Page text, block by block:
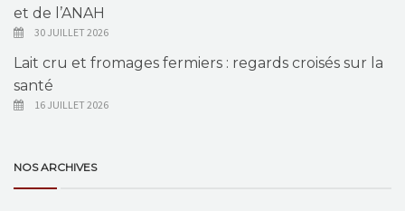
et de l’ANAH
30 JUILLET 2026
Lait cru et fromages fermiers : regards croisés sur la
santé
16 JUILLET 2026
NOS ARCHIVES